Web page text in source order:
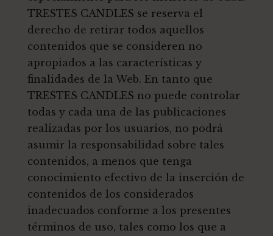
TRESTES CANDLES se reserva el
derecho de retirar todos aquellos
contenidos que se consideren no
apropiados a las características y
finalidades de la Web. En tanto que
TRESTES CANDLES no puede controlar
todas y cada una de las publicaciones
realizadas por los usuarios, no podrá
asumir la responsabilidad sobre tales
contenidos, a menos que tenga
conocimiento efectivo de la inserción de
contenidos de los considerados
inadecuados conforme a los presentes
términos de uso, tales como los que a